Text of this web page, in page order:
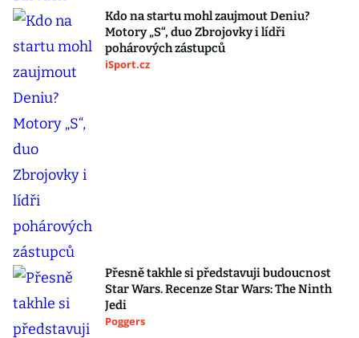
Kdo na startu mohl zaujmout Deniu?
Motory „S“, duo Zbrojovky i lídři
pohárových zástupců
iSport.cz
Přesně takhle si představuji budoucnost
Star Wars. Recenze Star Wars: The Ninth
Jedi
Poggers